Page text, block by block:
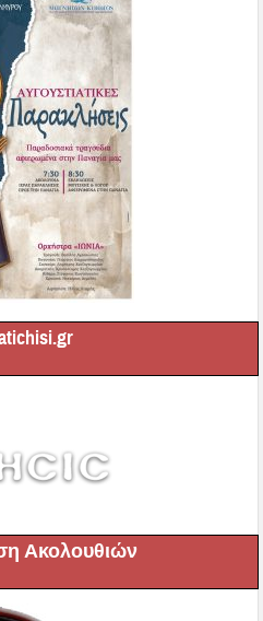
Ακολουθιών